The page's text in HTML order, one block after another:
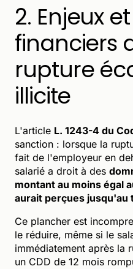
2. Enjeux
financiers
rupture
illicite
L'article L. 1243-4 du
sanction : lorsque la
fait de l'employeur en
salarié a droit à des
montant au moins égal
aurait perçues jusqu'au
Ce plancher est
le réduire, même si le
immédiatement après la
un CDD de 12 mois